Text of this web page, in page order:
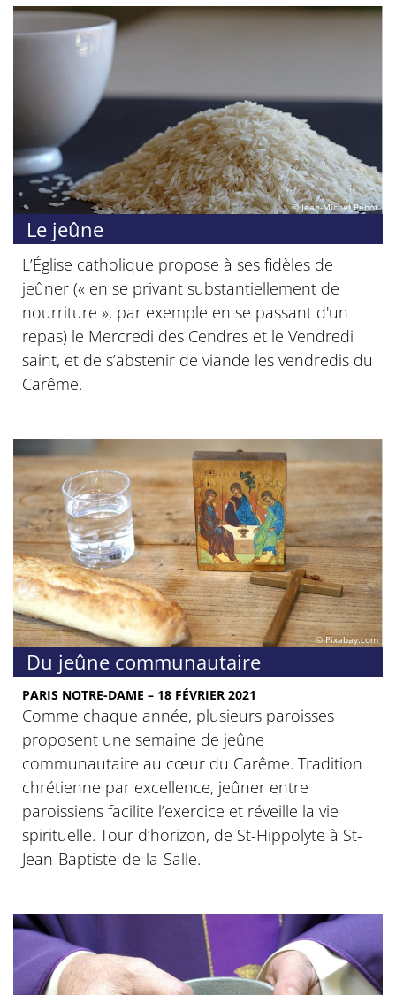
© Jean-Michel Penot
Le jeûne
L’Église catholique propose à ses fidèles de
jeûner (« en se privant substantiellement de
nourriture », par exemple en se passant d'un
repas) le Mercredi des Cendres et le Vendredi
saint, et de s’abstenir de viande les vendredis du
Carême.
© Pixabay.com
Du jeûne communautaire
PARIS NOTRE-DAME – 18 FÉVRIER 2021
Comme chaque année, plusieurs paroisses
proposent une semaine de jeûne
communautaire au cœur du Carême. Tradition
chrétienne par excellence, jeûner entre
paroissiens facilite l’exercice et réveille la vie
spirituelle. Tour d’horizon, de St-Hippolyte à St-
Jean-Baptiste-de-la-Salle.